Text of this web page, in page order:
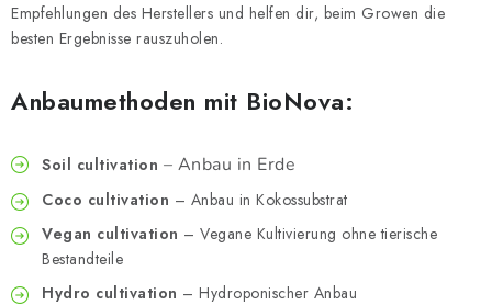
Empfehlungen des Herstellers und helfen dir, beim Growen die
besten Ergebnisse rauszuholen.
Anbaumethoden mit BioNova:
Soil cultivation – Anbau in Erde
Coco cultivation – Anbau in Kokossubstrat
Vegan cultivation – Vegane Kultivierung ohne tierische
Bestandteile
Hydro cultivation – Hydroponischer Anbau